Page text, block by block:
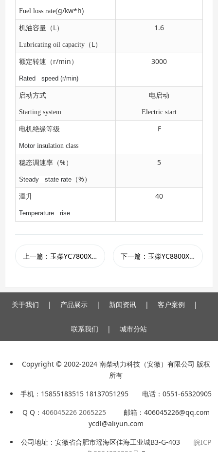
Fuel loss rate(g/kw*h)
机油容量（ L）
Lubricating oil capacity （ L）
1.6
额定转速（ r/min ）
Rated speed (r/min)
3000
启动方式
Starting system
电启动
Electric start
电机绝缘等级
Motor insulation class
F
稳态调速率（% ）
Steady state rate （% ）
5
温升
Temperature rise
40
上一篇：玉柴YC7800XE-3开架式6kw电启动柴油发电机电启动三相380V 下一篇：玉柴YC8800XE开架式6.5kw电启动柴油发电机单相220v发电机
关于我们 | 产品展示 | 新闻资讯 | 客户案例 |
联系我们 | 城市分站
Copyright © 2002-2024 南柴动力科技（安徽）有限公司 版权
所有
手机：15855183515 18137051295 电话：0551-65320905
Q Q： 406045226 2065225邮箱：406045226@qq.com
ycdl@aliyun.com
公司地址：安徽省合肥市瑶海区佳海工业城B3-G-403 皖ICP